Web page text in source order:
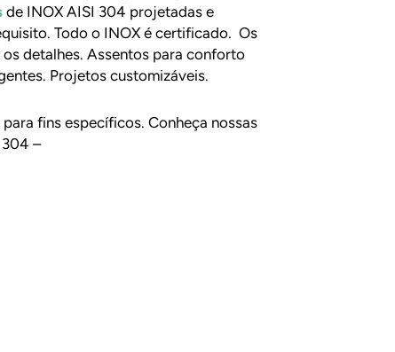
de INOX AISI 304 projetadas e
Todo o INOX é certificado. Os
detalhes. Assentos para conforto
Projetos customizáveis.
fins específicos. Conheça nossas
304 –